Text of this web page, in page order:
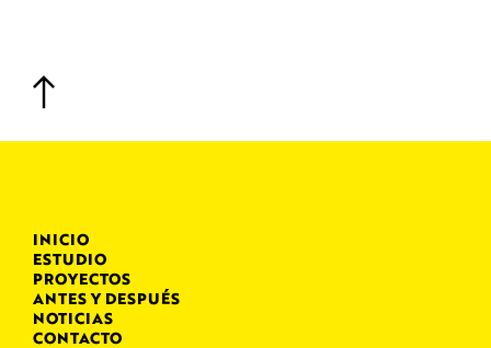
INICIO
ESTUDIO
PROYECTOS
ANTES Y DESPUÉS
NOTICIAS
CONTACTO